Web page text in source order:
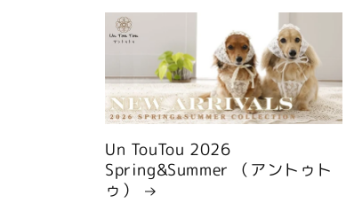
Un TouTou 2026
Spring&Summer （アントゥト
ゥ）